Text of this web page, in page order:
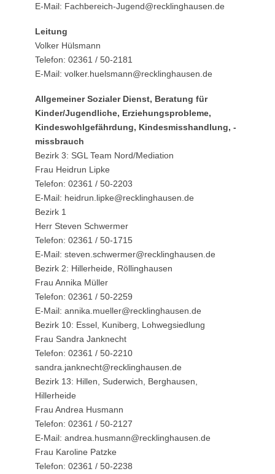
E-Mail: Fachbereich-Jugend@recklinghausen.de
Leitung
Volker Hülsmann
Telefon: 02361 / 50-2181
E-Mail: volker.huelsmann@recklinghausen.de
Allgemeiner Sozialer Dienst, Beratung für
Kinder/Jugendliche, Erziehungsprobleme,
Kindeswohlgefährdung, Kindesmisshandlung, -
missbrauch
Bezirk 3: SGL Team Nord/Mediation
Frau Heidrun Lipke
Telefon: 02361 / 50-2203
E-Mail: heidrun.lipke@recklinghausen.de
Bezirk 1
Herr Steven Schwermer
Telefon: 02361 / 50-1715
E-Mail: steven.schwermer@recklinghausen.de
Bezirk 2: Hillerheide, Röllinghausen
Frau Annika Müller
Telefon: 02361 / 50-2259
E-Mail: annika.mueller@recklinghausen.de
Bezirk 10: Essel, Kuniberg, Lohwegsiedlung
Frau Sandra Janknecht
Telefon: 02361 / 50-2210
sandra.janknecht@recklinghausen.de
Bezirk 13: Hillen, Suderwich, Berghausen,
Hillerheide
Frau Andrea Husmann
Telefon: 02361 / 50-2127
E-Mail: andrea.husmann@recklinghausen.de
Frau Karoline Patzke
Telefon: 02361 / 50-2238